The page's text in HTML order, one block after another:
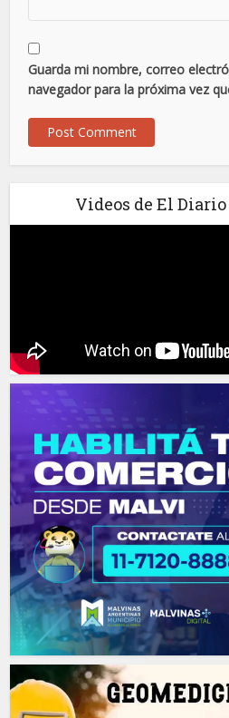
Guarda mi nombre, correo
navegador para la próxima vez
Videos de El